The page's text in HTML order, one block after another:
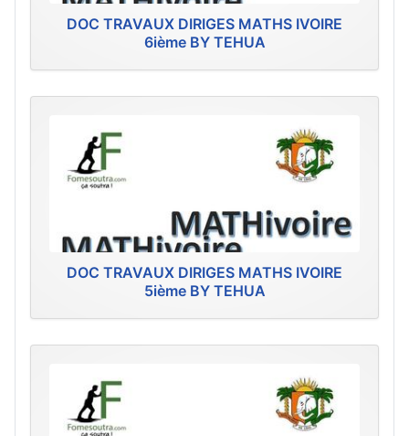
DOC TRAVAUX DIRIGES MATHS IVOIRE
6ième BY TEHUA
DOC TRAVAUX DIRIGES MATHS IVOIRE
5ième BY TEHUA